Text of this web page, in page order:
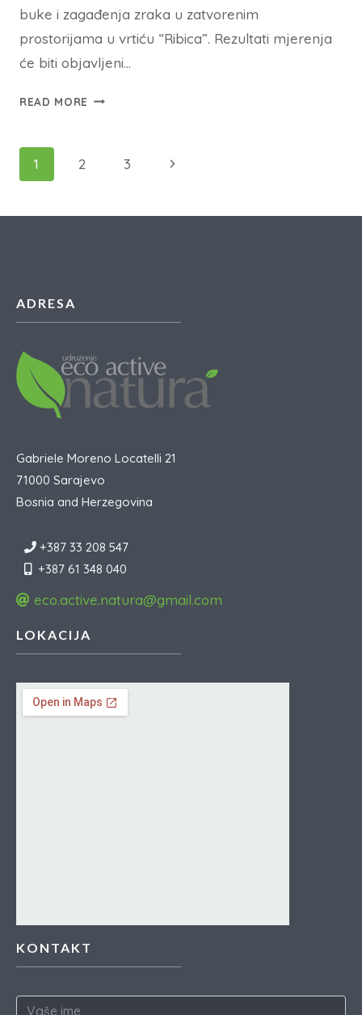
buke i zagađenja zraka u zatvorenim
prostorijama u vrtiću “Ribica”. Rezultati mjerenja
će biti objavljeni…
READ MORE
1 2 3
ADRESA
Gabriele Moreno Locatelli 21
71000 Sarajevo
Bosnia and Herzegovina
+387 33 208 547
+387 61 348 040
eco.active.natura@gmail.com
LOKACIJA
KONTAKT